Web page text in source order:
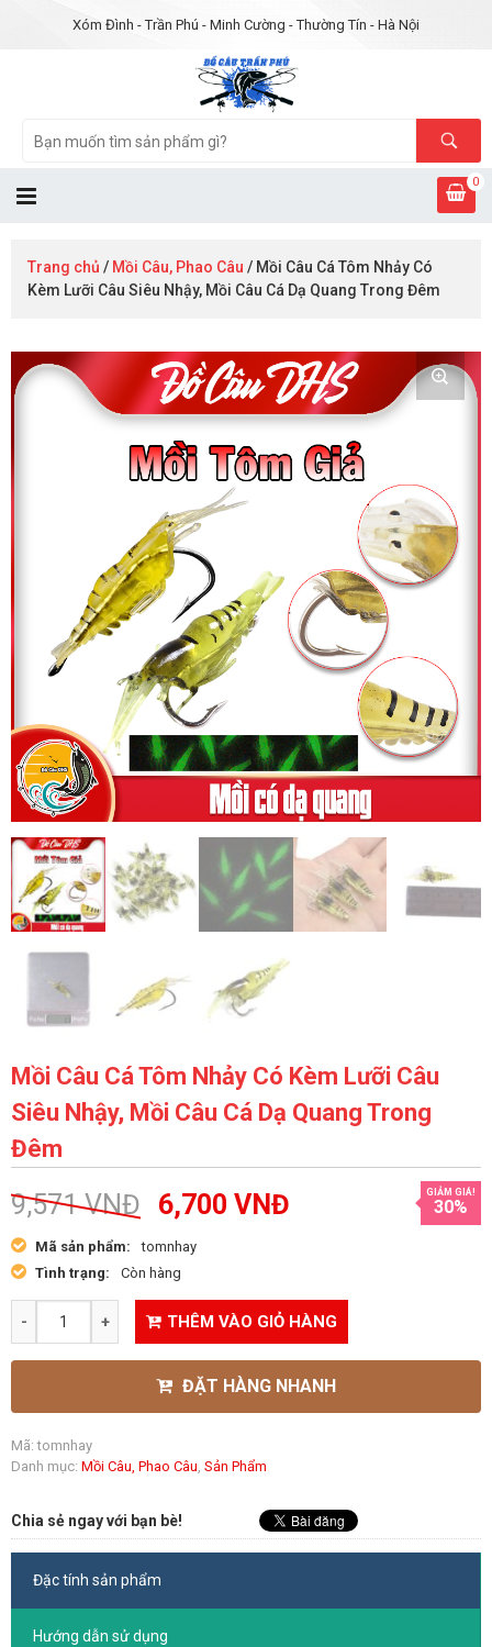
Xóm Đình - Trần Phú - Minh Cường - Thường Tín - Hà Nội
0
Trang chủ / Mồi Câu, Phao Câu / Mồi Câu Cá Tôm Nhảy Có
Kèm Lưỡi Câu Siêu Nhậy, Mồi Câu Cá Dạ Quang Trong Đêm
Mồi Câu Cá Tôm Nhảy Có Kèm Lưỡi Câu
Siêu Nhậy, Mồi Câu Cá Dạ Quang Trong
Đêm
9,571VNĐ 6,700 VNĐ GIẢM GIÁ!
30%
Mã sản phẩm:
tomnhay
Tình trạng:
Còn hàng
THÊM VÀO GIỎ HÀNG
ĐẶT HÀNG NHANH
Mã:tomnhay
Danh mục: Mồi Câu, Phao Câu, Sản Phẩm
Chia sẻ ngay với bạn bè!
Đặc tính sản phẩm
Hướng dẫn sử dụng